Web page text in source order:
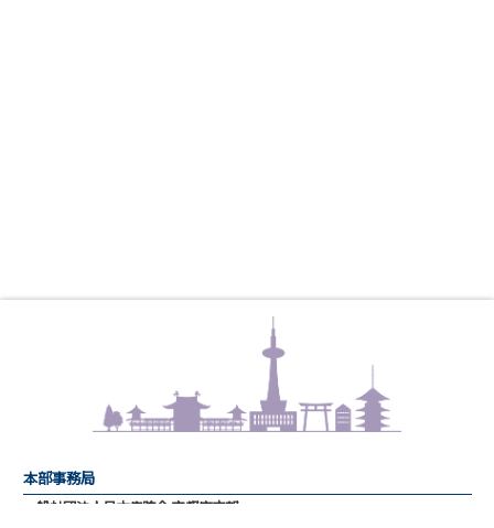
本部事務局
一般社団法人日本病院会 京都府支部